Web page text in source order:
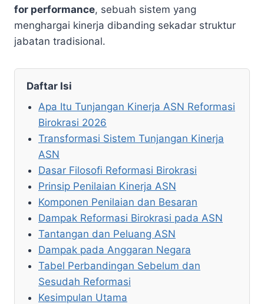
for performance, sebuah sistem yang
menghargai kinerja dibanding sekadar struktur
jabatan tradisional.
Daftar Isi
Apa Itu Tunjangan Kinerja ASN Reformasi
Birokrasi 2026
Transformasi Sistem Tunjangan Kinerja
ASN
Dasar Filosofi Reformasi Birokrasi
Prinsip Penilaian Kinerja ASN
Komponen Penilaian dan Besaran
Dampak Reformasi Birokrasi pada ASN
Tantangan dan Peluang ASN
Dampak pada Anggaran Negara
Tabel Perbandingan Sebelum dan
Sesudah Reformasi
Kesimpulan Utama